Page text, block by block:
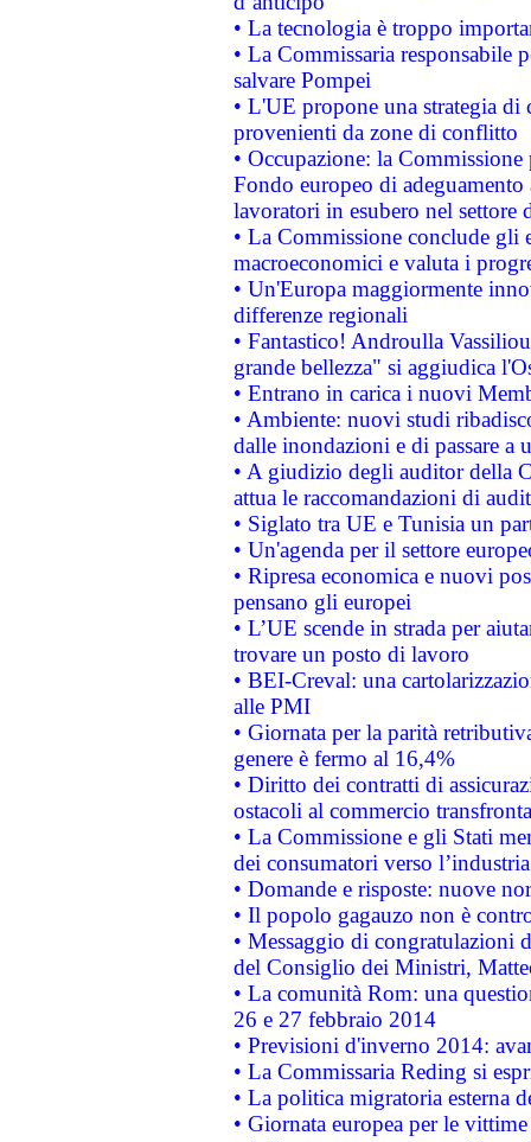
• La tecnologia è troppo
• La Commissaria responsabile
salvare Pompei
• L'UE propone una strategia
provenienti da zone di conflitto
• Occupazione: la
Fondo europeo di
lavoratori in esubero nel
• La Commissione conclude
macroeconomici e valuta i
• Un'Europa maggiormente
differenze regionali
• Fantastico! Androulla
grande bellezza" si aggiudica
• Entrano in carica i nuovi
• Ambiente: nuovi studi
dalle inondazioni e di passare a
• A giudizio degli auditor della
attua le raccomandazioni di
• Siglato tra UE e Tunisia un
• Un'agenda per il settore
• Ripresa economica e nuovi
pensano gli europei
• L’UE scende in strada per
trovare un posto di lavoro
• BEI-Creval: una
alle PMI
• Giornata per la parità
genere è fermo al 16,4%
• Diritto dei contratti di
ostacoli al commercio
• La Commissione e gli Stati
dei consumatori verso
• Domande e risposte: nuove
• Il popolo gagauzo non è
• Messaggio di congratulazioni
del Consiglio dei Ministri,
• La comunità Rom: una
26 e 27 febbraio 2014
• Previsioni d'inverno 2014:
• La Commissaria Reding si
• La politica migratoria esterna
• Giornata europea per le